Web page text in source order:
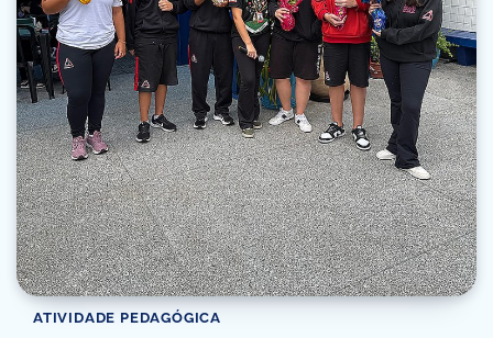
ATIVIDADE PEDAGÓGICA